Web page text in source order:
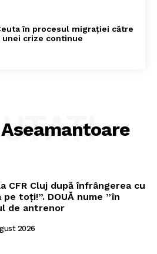
în procesul migrației către
unei crize continue
CFR Cluj după înfrângerea cu
toți!”. DOUĂ nume ”în
de antrenor
2026